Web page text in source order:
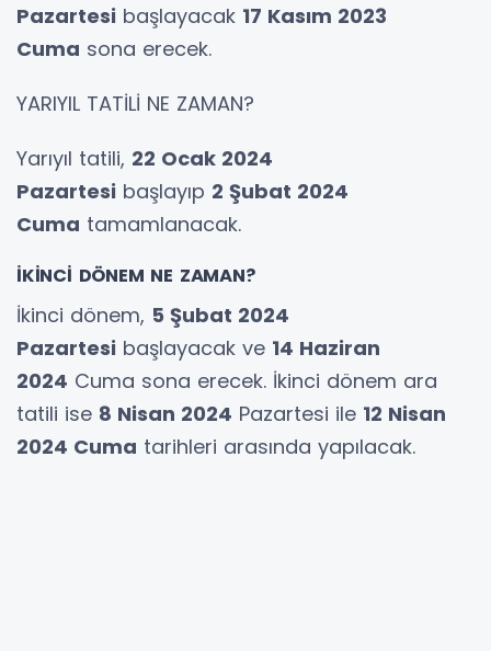
Pazartesi başlayacak 17 Kasım 2023
Cuma sona erecek.
YARIYIL TATİLİ NE ZAMAN?
Yarıyıl tatili, 22 Ocak 2024
Pazartesi başlayıp 2 Şubat 2024
Cuma tamamlanacak.
İKİNCİ DÖNEM NE ZAMAN?
İkinci dönem, 5 Şubat 2024
Pazartesi başlayacak ve 14 Haziran
2024 Cuma sona erecek. İkinci dönem ara
tatili ise 8 Nisan 2024 Pazartesi ile 12 Nisan
2024 Cuma tarihleri arasında yapılacak.